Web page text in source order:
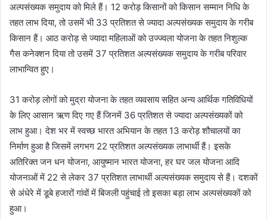
अल्पसंख्यक समुदाय को मिले हैं। 12 करोड़ किसानों को किसान सम्मान निधि के
तहत लाभ दिया, तो उसमें भी 33 प्रतिशत से ज्यादा अल्पसंख्यक समुदाय के गरीब
किसान हैं। आठ करोड़ से ज्यादा महिलाओं को उज्ज्वला योजना के तहत निशुल्क
गैस कनेक्शन दिया तो उसमें 37 प्रतिशत अल्पसंख्यक समुदाय के गरीब परिवार
लाभान्वित हुए।
31 करोड़ लोगों को मुद्रा योजना के तहत व्यवसाय सहित अन्य आर्थिक गतिविधियों
के लिए आसान ऋण दिए गए हैं जिनमें 36 प्रतिशत से ज्यादा अल्पसंख्यकों को
लाभ हुआ। देश भर में स्वच्छ भारत अभियान के तहत 13 करोड़ शौचालयों का
निर्माण हुआ है जिसमें लगभग 22 प्रतिशत अल्पसंख्यक लाभार्थी हैं। इसके
अतिरिक्त जन धन योजना, आयुष्मान भारत योजना, हर घर जल योजना आदि
योजनाओं में 22 से लेकर 37 प्रतिशत लाभार्थी अल्पसंख्यक समुदाय से हैं। दशकों
से अंधेरे में डूबे हजारों गांवों में बिजली पहुंचाई तो इसका बड़ा लाभ अल्पसंख्यकों को
हुआ।